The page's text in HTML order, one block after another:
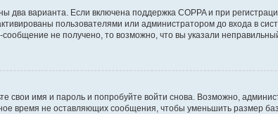
варианта. Если включена поддержка COPPA и при
пользователями или администратором до входа в
не получено, то возможно, что вы указали
имя и пароль и попробуйте войти снова. Возможно,
время не оставляющих сообщения, чтобы уменьшить размер